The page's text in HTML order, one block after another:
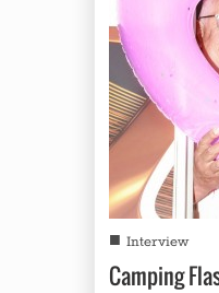
■ Interview
Camping